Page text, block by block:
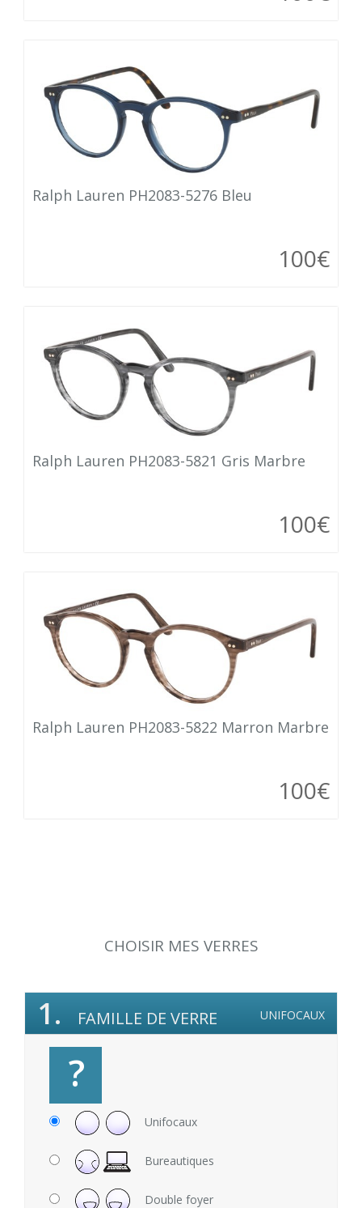
Ralph Lauren PH2083-5276 Bleu
100€
Ralph Lauren PH2083-5821 Gris Marbre
100€
Ralph Lauren PH2083-5822 Marron Marbre
100€
CHOISIR MES VERRES
UNIFOCAUX
1. FAMILLE DE VERRE
?
Unifocaux
Bureautiques
Double foyer